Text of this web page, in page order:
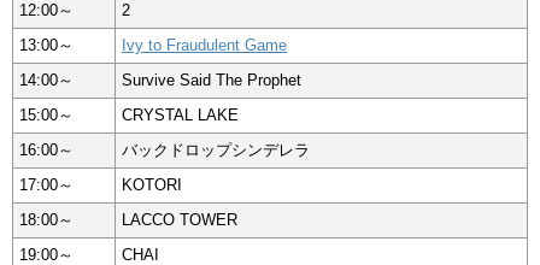
12:00～
2
13:00～
Ivy to Fraudulent Game
14:00～
Survive Said The Prophet
15:00～
CRYSTAL LAKE
16:00～
バックドロップシンデレラ
17:00～
KOTORI
18:00～
LACCO TOWER
19:00～
CHAI